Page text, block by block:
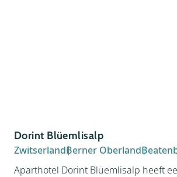
Dorint Blüemlisalp
ZwitserlandBerner Oberland
Aparthotel Dorint Blüemlisalp heeft